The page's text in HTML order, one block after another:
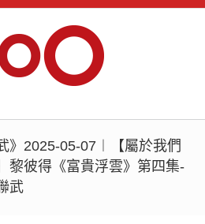
》2025-05-07︱【屬於我們
黎彼得《富貴浮雲》第四集-
武